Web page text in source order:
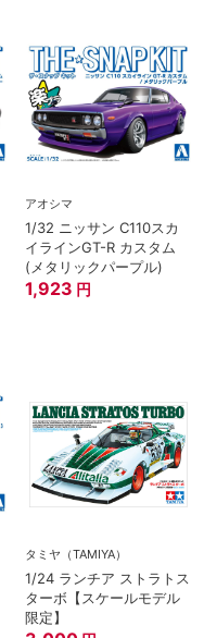
アオシマ
1/32 ニッサン C110スカ
イラインGT-R カスタム
(メタリックパープル)
1,923 円
タミヤ（TAMIYA）
1/24 ランチア ストラトス
ターボ【スケールモデル
限定】